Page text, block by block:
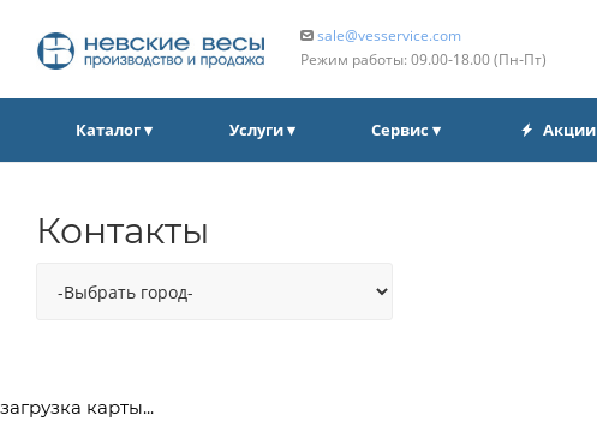
sale@vesservice.com
Режим работы: 09.00‑18.00 (Пн‑Пт)
Каталог ▾ Услуги ▾ Сервис ▾ Акции
Контакты
загрузка карты...